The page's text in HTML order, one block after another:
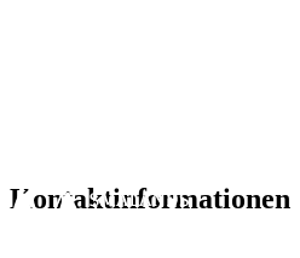
Kontaktinformationen